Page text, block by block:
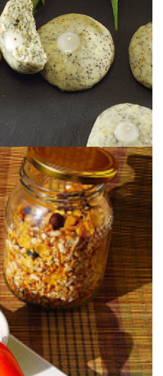
secos tostados llamada granola
en modo light.